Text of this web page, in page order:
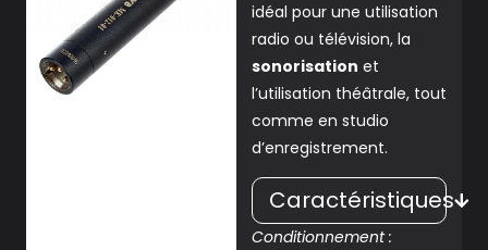
idéal pour une utilisation
radio ou télévision, la
sonorisation et
l’utilisation théâtrale, tout
comme en studio
d’enregistrement.
Caractéristiques
Conditionnement :